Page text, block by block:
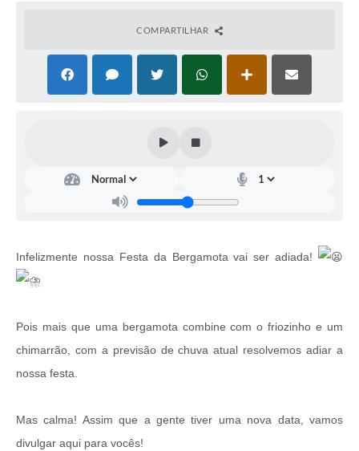
COMPARTILHAR
Infelizmente nossa Festa da Bergamota vai ser adiada!
Pois mais que uma bergamota combine com o friozinho e um
chimarrão, com a previsão de chuva atual resolvemos adiar a
nossa festa.
Mas calma! Assim que a gente tiver uma nova data, vamos
divulgar aqui para vocês!